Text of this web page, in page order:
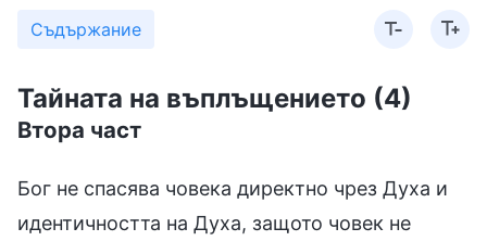
Съдържание
Тайната на въплъщението (4)
Втора част
Бог не спасява човека директно чрез Духа и
идентичността на Духа, защото човек не